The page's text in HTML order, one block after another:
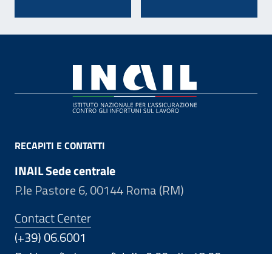
RECAPITI E CONTATTI
INAIL Sede centrale
P.le Pastore 6, 00144 Roma (RM)
Contact Center
(+39) 06.6001